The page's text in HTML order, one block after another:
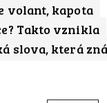
volant, kapota
Takto vznikla
slova, která zná